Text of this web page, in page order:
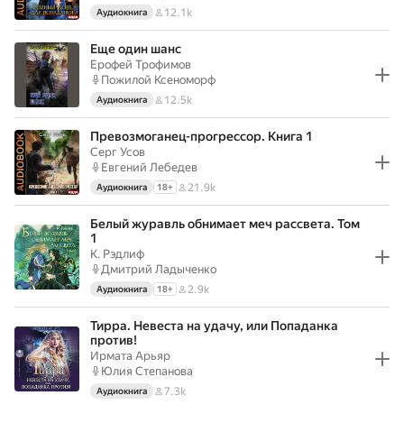
Аудиокнига 12.1k
Еще один шанс
Ерофей Трофимов
Пожилой Ксеноморф
Аудиокнига 12.5k
Превозмоганец-прогрессор. Книга 1
Серг Усов
Евгений Лебедев
Аудиокнига 18+ 21.9k
Белый журавль обнимает меч рассвета. Том
1
К. Рэдлиф
Дмитрий Ладыченко
Аудиокнига 18+ 2.9k
Тирра. Невеста на удачу, или Попаданка
против!
Ирмата Арьяр
Юлия Степанова
Аудиокнига 7.3k